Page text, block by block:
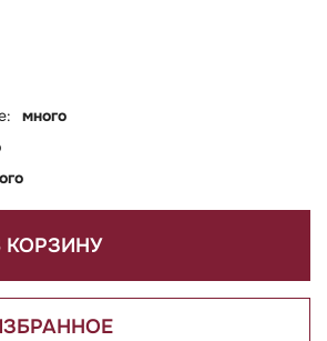
много
КОРЗИНУ